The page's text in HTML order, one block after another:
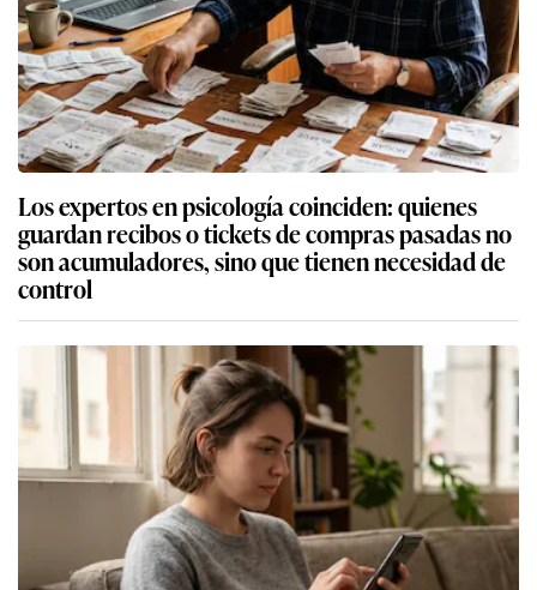
Los expertos en psicología coinciden: quienes
guardan recibos o tickets de compras pasadas no
son acumuladores, sino que tienen necesidad de
control